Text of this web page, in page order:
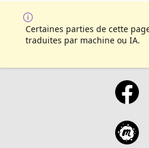
Certaines parties de cette
traduites par machine ou IA.